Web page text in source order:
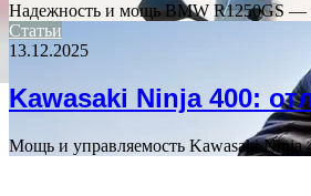
Надежность и мощь BMW R1250GS —
Статьи
13.12.2025
Kawasaki Ninja 400:
Мощь и управляемость Kawasaki Ninja